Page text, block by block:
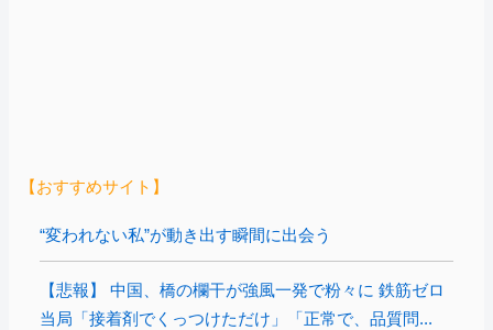
【おすすめサイト】
“変われない私”が動き出す瞬間に出会う
【悲報】 中国、橋の欄干が強風一発で粉々に 鉄筋ゼロ
当局「接着剤でくっつけただけ」「正常で、品質問...